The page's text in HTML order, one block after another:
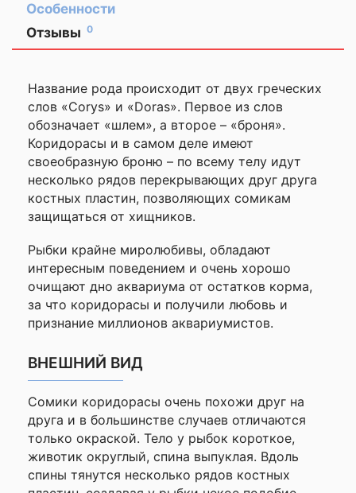
Особенности
Отзывы 0
Название рода происходит от двух греческих
слов «Corys» и «Doras». Первое из слов
обозначает «шлем», а второе – «броня».
Коридорасы и в самом деле имеют
своеобразную броню – по всему телу идут
несколько рядов перекрывающих друг друга
костных пластин, позволяющих сомикам
защищаться от хищников.
Рыбки крайне миролюбивы, обладают
интересным поведением и очень хорошо
очищают дно аквариума от остатков корма,
за что коридорасы и получили любовь и
признание миллионов аквариумистов.
ВНЕШНИЙ ВИД
Сомики коридорасы очень похожи друг на
друга и в большинстве случаев отличаются
только окраской. Тело у рыбок короткое,
животик округлый, спина выпуклая. Вдоль
спины тянутся несколько рядов костных
Оставить
отзыв
Ваша
оценка
Ваше
имя
Комментарий
Я согласен с
конфиденциальности